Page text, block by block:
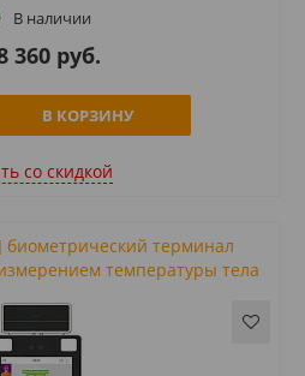
В наличии
360 руб.
В КОРЗИНУ
cо скидкой
биометрический терминал
температуры тела